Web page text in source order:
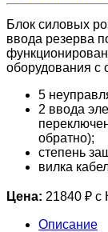
Блок силовых
ввода резерва
оборудования с
5
2 ввода
обратно);
степень
вилка
Цена: 21840 ₽
Описание